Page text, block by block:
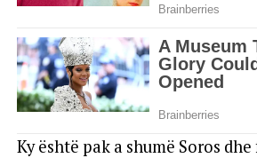
Ky është pak a shumë Soros